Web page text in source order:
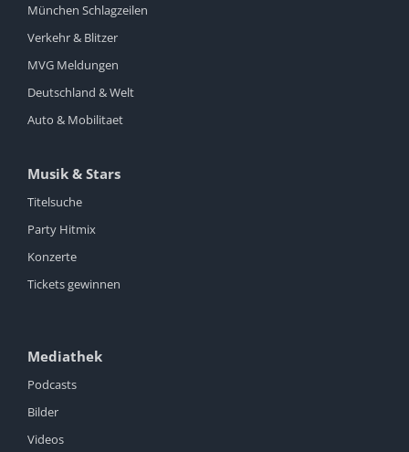
München Schlagzeilen
Verkehr & Blitzer
MVG Meldungen
Deutschland & Welt
Auto & Mobilitaet
Musik & Stars
Titelsuche
Party Hitmix
Konzerte
Tickets gewinnen
Mediathek
Podcasts
Bilder
Videos